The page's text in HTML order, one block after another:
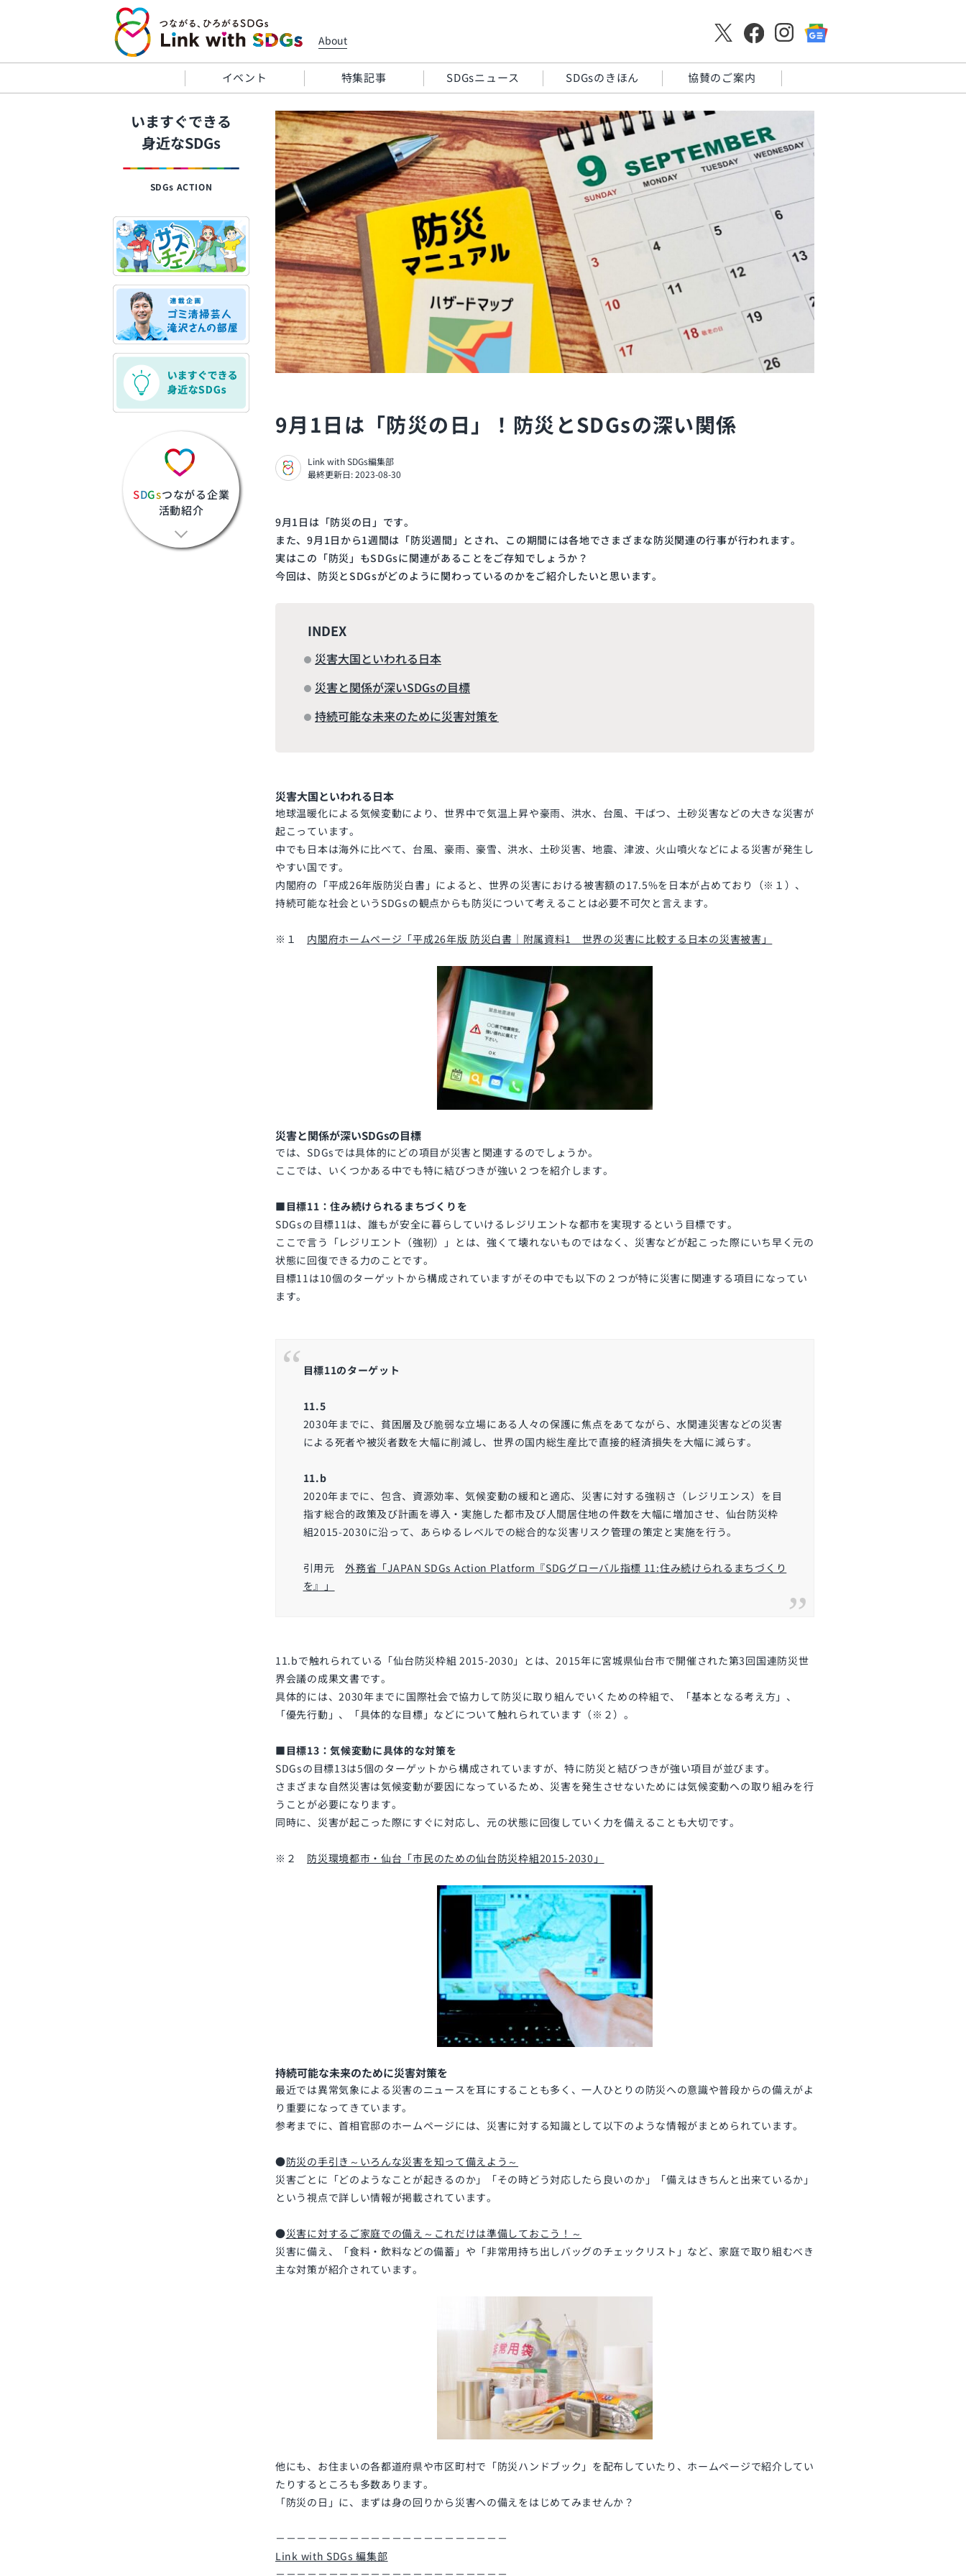
About
イベント 特集記事 SDGsニュース SDGsのきほん 協賛のご案内
いますぐできる
身近なSDGs
SDGs ACTION
SDGsつながる企業
活動紹介
9月1日は「防災の日」！防災とSDGsの深い関係
Link with SDGs編集部
最終更新日: 2023-08-30
9月1 日は「防災の日」です。
また、9月 1日から1週間は「防災週間」とされ、この期間には各地でさまざまな防災関連の行事が行われます。
実はこの「防災」もSDGsに関連があることをご存知でしょうか？
今回は、防災とSDGsがどのように関わっているのかをご紹介したいと思います。
INDEX
災害大国といわれる日本
災害と関係が深いSDGsの目標
持続可能な未来のために災害対策を
災害大国といわれる日本
地球温暖化による気候変動により、世界中で気温上昇や豪雨、洪水、台風、干ばつ、土砂災害などの大きな災害が
起こっています。
中でも日本は海外に比べて、台風、豪雨、豪雪、洪水、土砂災害、地震、津波、火山噴火などによる災害が発生し
やすい国です。
内閣府の「平成26年版防災白書」によると、世界の災害における被害額の17.5%を日本が占めており（※１）、
持続可能な社会というSDGsの観点からも防災について考えることは必要不可欠と言えます。
※１ 内閣府ホームページ「平成26年版 防災白書｜附属資料1 世界の災害に比較する日本の災害被害」
災害と関係が深いSDGsの目標
では、SDGsでは具体的にどの項目が災害と関連するのでしょうか。
ここでは、いくつかある中でも特に結びつきが強い２つを紹介します。
■目標11：住み続けられるまちづくりを
SDGsの目標11 は、誰もが安全に暮らしていけるレジリエントな都市を実現するという目標です。
ここで言う「レジリエント（強靭）」とは、強くて壊れないものではなく、災害などが起こった際にいち早く元の
状態に回復できる力のことです。
目標11 は10個のターゲットから構成されていますがその中でも以下の２つが特に災害に関連する項目になってい
ます。
目標11のターゲット
11.5
2030年までに、貧困層及び脆弱な立場にある人々の保護に焦点をあてながら、水関連災害などの災害
による死者や被災者数を大幅に削減し、世界の国内総生産比で直接的経済損失を大幅に減らす。
11.b
2020年までに、包含、資源効率、気候変動の緩和と適応、災害に対する強靱さ（レジリエンス）を目
指す総合的政策及び計画を導入・実施した都市及び人間居住地の件数を大幅に増加させ、仙台防災枠
組2015-2030に沿って、あらゆるレベルでの総合的な災害リスク管理の策定と実施を行う。
引用元外務省「JAPAN SDGs Action Platform 『SDGグローバル指標 11:住み続けられるまちづくり
を』」
11.bで触れられている「仙台防災枠組 2015-2030 」とは、2015年に宮城県仙台市で開催された第3回国連防災世
界会議の成果文書です。
具体的には、2030年までに国際社会で協力して防災に取り組んでいくための枠組で、「基本となる考え方」、
「優先行動」、「具体的な目標」などについて触れられています（※２）。
■目標13：気候変動に具体的な対策を
SDGsの目標13は5個のターゲットから構成されていますが、特に防災と結びつきが強い項目が並びます。
さまざまな自然災害は気候変動が要因になっているため、災害を発生させないためには気候変動への取り組みを行
うことが必要になります。
同時に、災害が起こった際にすぐに対応し、元の状態に回復していく力を備えることも大切です。
※２ 防災環境都市・仙台「市民のための仙台防災枠組2015-2030 」
持続可能な未来のために災害対策を
最近では異常気象による災害のニュースを耳にすることも多く、一人ひとりの防災への意識や普段からの備えがよ
り重要になってきています。
参考までに、首相官邸のホームページには、災害に対する知識として以下のような情報がまとめられています。
●防災の手引き～いろんな災害を知って備えよう～
災害ごとに「どのようなことが起きるのか」「その時どう対応したら良いのか」「備えはきちんと出来ているか」
という視点で詳しい情報が掲載されています。
●災害に対するご家庭での備え～これだけは準備しておこう！～
災害に備え、「食料・飲料などの備蓄」や「非常用持ち出しバッグのチェックリスト」など、家庭で取り組むべき
主な対策が紹介されています。
他にも、お住まいの各都道府県や市区町村で「防災ハンドブック」を配布していたり、ホームページで紹介してい
たりするところも多数あります。
「防災の日」に、まずは身の回りから災害への備えをはじめてみませんか？
－－－－－－－－－－－－－－－－－－－－－－
Link with SDGs 編集部